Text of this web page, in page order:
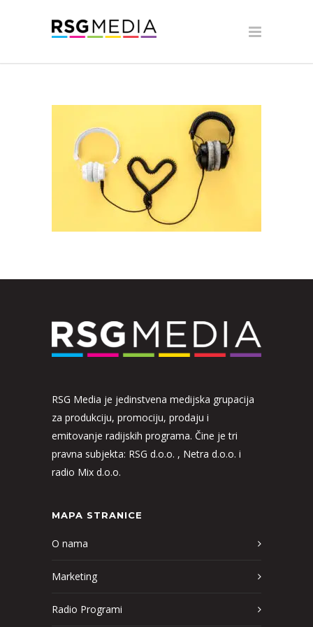
RSG Media je jedinstvena medijska grupacija
za produkciju, promociju, prodaju i
emitovanje radijskih programa. Čine je tri
pravna subjekta: RSG d.o.o. , Netra d.o.o. i
radio Mix d.o.o.
MAPA STRANICE
O nama
Marketing
Radio Programi